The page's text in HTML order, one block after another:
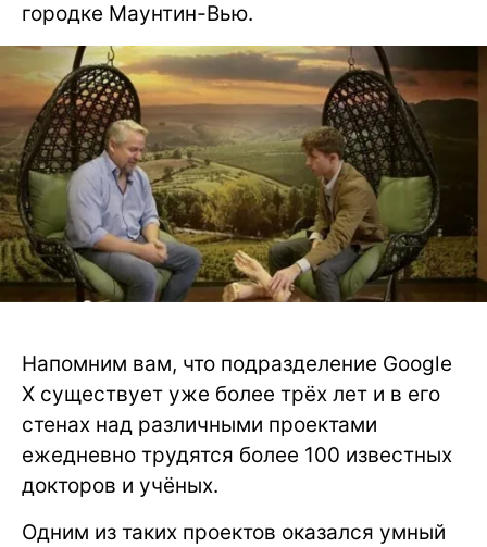
городке Маунтин-Вью.
Напомним вам, что подразделение Google
X существует уже более трёх лет и в его
стенах над различными проектами
ежедневно трудятся более 100 известных
докторов и учёных.
Одним из таких проектов оказался умный